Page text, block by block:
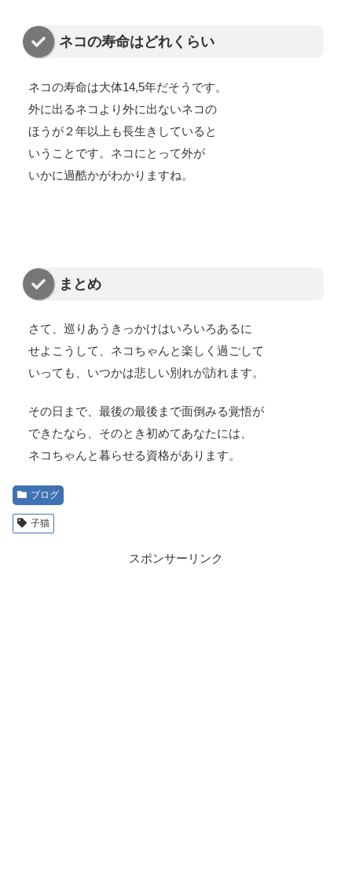
ネコの寿命はどれくらい
ネコの寿命は大体14,5年だそうです。
外に出るネコより外に出ないネコの
ほうが２年以上も長生きしていると
いうことです。ネコにとって外が
いかに過酷かがわかりますね。
まとめ
さて、巡りあうきっかけはいろいろあるに
せよこうして、ネコちゃんと楽しく過ごして
いっても、いつかは悲しい別れが訪れます。
その日まで、最後の最後まで面倒みる覚悟が
できたなら、そのとき初めてあなたには、
ネコちゃんと暮らせる資格があります。
ブログ
子猫
スポンサーリンク